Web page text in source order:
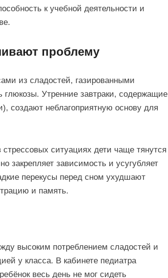
к учебной деятельности и
проблему
из сладостей, газированными
глюкозы. Утренние завтраки, содержащие
создают неблагоприятную основу для
ситуациях дети чаще тянутся
закрепляет зависимость и усугубляет
перекусы перед сном ухудшают
и память.
высоким потреблением сладостей и
у класса. В кабинете педиатра
весь день не мог сидеть